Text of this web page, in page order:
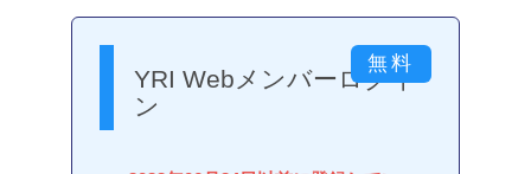
YRI Webメンバーログイ
ン